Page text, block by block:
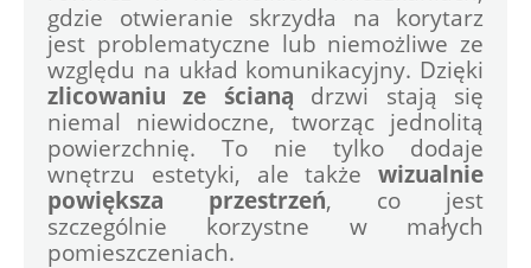
gdzie otwieranie skrzydła na korytarz
jest problematyczne lub niemożliwe ze
względu na układ komunikacyjny. Dzięki
zlicowaniu ze ścianą drzwi stają się
niemal niewidoczne, tworząc jednolitą
powierzchnię. To nie tylko dodaje
wnętrzu estetyki, ale także wizualnie
powiększa przestrzeń, co jest
szczególnie korzystne w małych
pomieszczeniach.